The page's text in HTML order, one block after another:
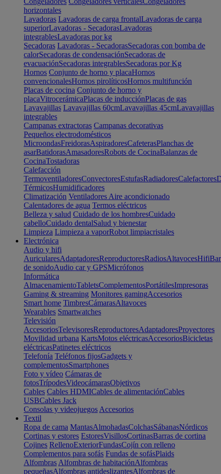
horizontales
Lavadoras Lavadoras de carga frontalLavadoras de carga
superiorLavadoras - SecadorasLavadoras
integrablesLavadoras por kg
Secadoras Lavadoras - SecadorasSecadoras con bomba de
calorSecadoras de condensaciónSecadoras de
evacuaciónSecadoras integrablesSecadoras por Kg
Hornos Conjunto de horno y placaHornos
convencionalesHornos pirolíticosHornos multifunción
Placas de cocina Conjunto de horno y
placaVitrocerámicaPlacas de inducciónPlacas de gas
Lavavajillas Lavavajillas 60cmLavavajillas 45cmLavavajillas
integrables
Campanas extractoras Campanas decorativas
Pequeños electrodomésticos
MicroondasFreidorasAspiradoresCafeterasPlanchas de
asarBatidorasAmasadoresRobots de CocinaBalanzas de
CocinaTostadoras
Calefacción
TermoventiladoresConvectoresEstufasRadiadoresCalefactores
TérmicosHumidificadores
Climatización Ventiladores Aire acondicionado
Calentadores de agua Termos eléctricos
Belleza y salud Cuidado de los hombresCuidado
cabelloCuidado dentalSalud y bienestar
Limpieza Limpieza a vaporRobot limpiacristales
Electrónica
Audio y hifi
AuricularesAdaptadoresReproductoresRadiosAltavocesHifi
de sonidoAudio car y GPSMicrófonos
Informática
AlmacenamientoTabletsComplementosPortátilesImpresoras
Gaming & streaming Monitores gamingAccesorios
Smart home TimbresCámarasAltavoces
Wearables Smartwatches
Televisión
AccesoriosTelevisoresReproductoresAdaptadoresProyectores
Movilidad urbana KartsMotos eléctricasAccesoriosBicicletas
eléctricasPatinetes eléctricos
Telefonía Teléfonos fijosGadgets y
complementosSmartphones
Foto y vídeo Cámaras de
fotosTrípodesVideocámarasObjetivos
Cables Cables HDMICables de alimentaciónCables
USBCables Jack
Consolas y videojuegos Accesorios
Textil
Ropa de cama MantasAlmohadasColchasSábanasNórdicos
Cortinas y estores EstoresVisillosCortinasBarras de cortina
Cojines RellenoExteriorFundasCojín con relleno
Complementos para sofás Fundas de sofásPlaids
Alfombras Alfombras de habitaciónAlfombras
pequeñasAlfombras antideslizantesAlfombras de